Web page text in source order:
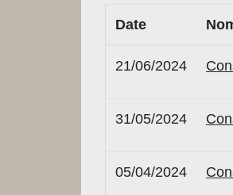
Date
21/06/2024
31/05/2024
05/04/2024